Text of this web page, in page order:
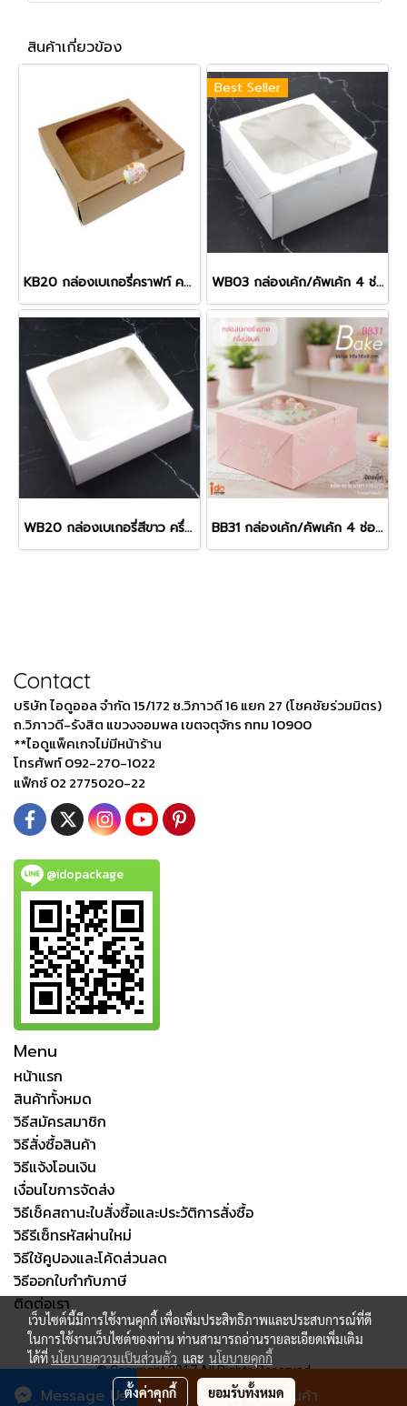
สั่งซื้อสินค้า
Message Us
สินค้าเกี่ยวข้อง
KB20 กล่องเบเกอรี่คราฟท์ ครึ่งปอนด์ ทรงเตี้ย
Best Seller
WB03 กล่องเค้ก/คัพเค้ก 4 ช่อง สีขาว
WB20 กล่องเบเกอรี่สีขาว ครึ่งปอนด์ ทรงเตี้ย BB31 กล่องเค้ก/คัพเค้ก 4 ช่อง ลาย Bake
Contact
บริษัท ไอดูออล จำกัด 15/172 ซ.วิภาวดี 16 แยก 27 (โชคชัยร่วมมิตร)
ถ.วิภาวดี-รังสิต แขวงจอมพล เขตจตุจักร กทม 10900
**ไอดูแพ็คเกจไม่มีหน้าร้าน
โทรศัพท์ 092-270-1022
แฟ็กซ์ 02 2775020-22
@idopackage
Menu
หน้าแรก
สินค้าทั้งหมด
วิธีสมัครสมาชิก
วิธีสั่งซื้อสินค้า
วิธีแจ้งโอนเงิน
เงื่อนไขการจัดส่ง
วิธีเช็คสถานะใบสั่งซื้อและประวัติการสั่งซื้อ
วิธีรีเซ็ทรหัสผ่านใหม่
วิธีใช้คูปองและโค้ดส่วนลด
วิธีออกใบกำกับภาษี
ติดต่อเรา
© Copyright 2017 All Rights Reserved
ผู้เข้าชมวันนี้ 61
เว็บไซต์นี้มีการใช้งานคุกกี้ เพื่อเพิ่มประสิทธิภาพและประสบการณ์ที่ดี
ในการใช้งานเว็บไซต์ของท่าน ท่านสามารถอ่านรายละเอียดเพิ่มเติม
ได้ที่นโยบายความเป็นส่วนตัว และ นโยบายคุกกี้
ตั้งค่าคุกกี้ ยอมรับทั้งหมด